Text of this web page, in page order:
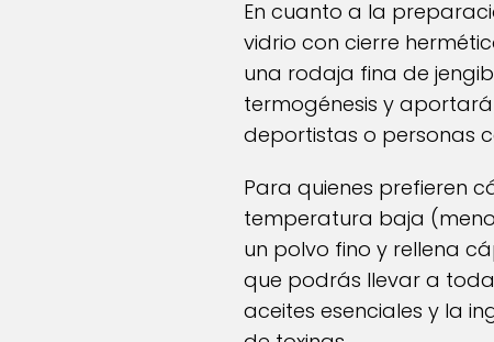
En cuanto a la
vidrio con cierre
una rodaja fina de
termogénesis y
deportistas o personas
Para quienes prefieren
temperatura baja
un polvo fino y rellena
que podrás llevar a
aceites esenciales y la